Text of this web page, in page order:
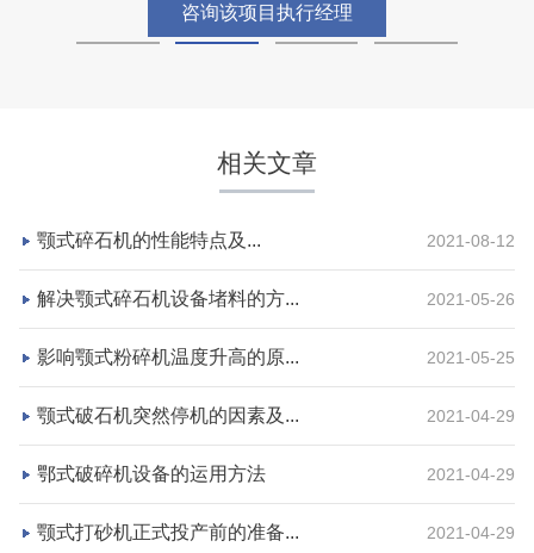
咨询该项目执行经理
湖北省荆州市鼎盛矿业时产2000吨高钙石破碎生产
线
项目坐标
湖北省荆州市
设计产能
相关文章
颚式碎石机的性能特点及... 2021-08-12
解决颚式碎石机设备堵料的方... 2021-05-26
影响颚式粉碎机温度升高的原... 2021-05-25
颚式破石机突然停机的因素及... 2021-04-29
鄂式破碎机设备的运用方法 2021-04-29
颚式打砂机正式投产前的准备... 2021-04-29